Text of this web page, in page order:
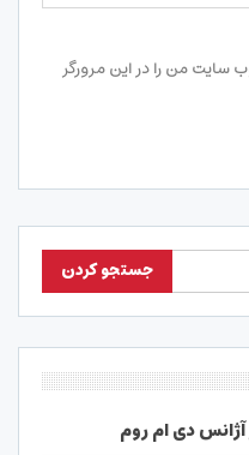
سایت من را در این مرورگر
دی ام روم